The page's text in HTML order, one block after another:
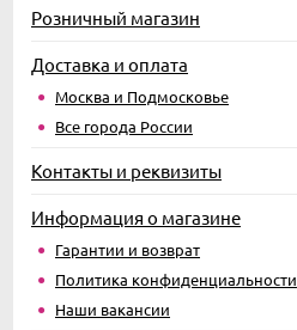
Розничный магазин
Доставка и оплата
Москва и Подмосковье
Все города России
Контакты и реквизиты
Информация о магазине
Гарантии и возврат
Политика конфиденциальности
Наши вакансии